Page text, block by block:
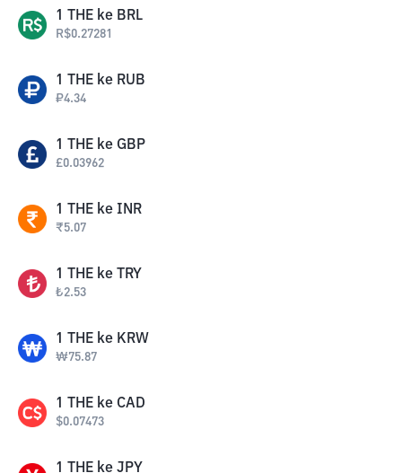
1 THE ke BRL
R$0.27281
1 THE ke RUB
₽4.34
1 THE ke GBP
£0.03962
1 THE ke INR
₹5.07
1 THE ke TRY
₺2.53
1 THE ke KRW
₩75.87
1 THE ke CAD
$0.07473
1 THE ke JPY